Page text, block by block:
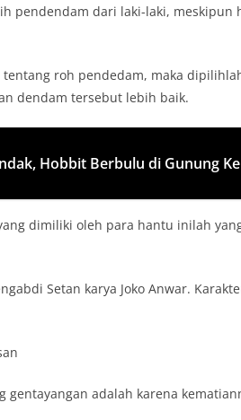
pendendam dari laki-laki, meskipun
roh pendedam, maka
dendam tersebut lebih baik.
Hobbit Berbulu di Gunung
dimiliki oleh para hantu inilah
Setan karya Joko Anwar.
gentayangan adalah karena